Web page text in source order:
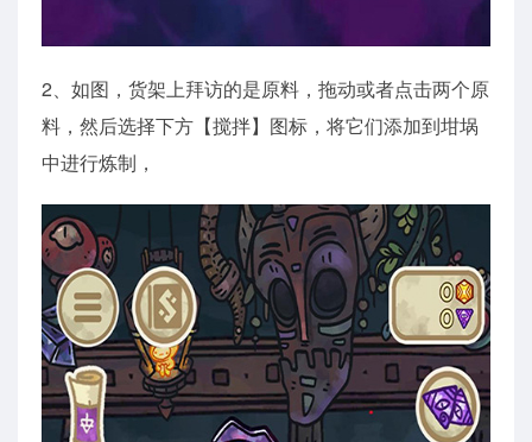
2、如图，货架上拜访的是原料，拖动或者点击两个原
料，然后选择下方【搅拌】图标，将它们添加到坩埚
中进行炼制，